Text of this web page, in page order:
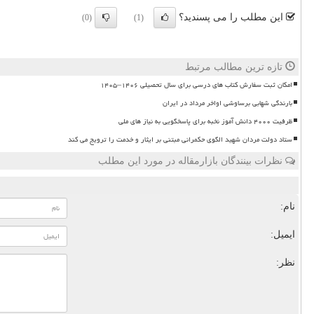
این مطلب را می پسندید؟ (1)
(0)
تازه ترین مطالب مرتبط
امکان ثبت سفارش کتاب های درسی برای سال تحصیلی ۱۴۰۶–۱۴۰۵
بارندگی شهابی برساوشی اواخر مرداد در ایران
ظرفیت ۴۰۰۰ دانش آموز نخبه برای پاسخگویی به نیاز های ملی
ستاد دولت مردان شهید الگوی حکمرانی مبتنی بر ایثار و خدمت را ترویج می کند
نظرات بینندگان بازارمقاله در مورد این مطلب
نام:
ایمیل:
نظر: